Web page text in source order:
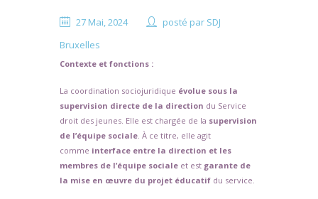
27 Mai, 2024 posté par SDJ
Bruxelles
Contexte et fonctions :
La coordination sociojuridique évolue sous la
supervision directe de la direction du Service
droit des jeunes. Elle est chargée de la supervision
de l’équipe sociale . À ce titre, elle agit
comme interface entre la direction et les
membres de l’équipe sociale et est garante de
la mise en œuvre du projet éducatif du service.